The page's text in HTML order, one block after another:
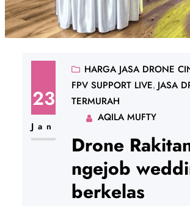
23
Jan
HARGA JASA DRONE
FPV SUPPORT LIVE, JASA
TERMURAH
AQILA MUFTY
Drone
ngejob
berkelas